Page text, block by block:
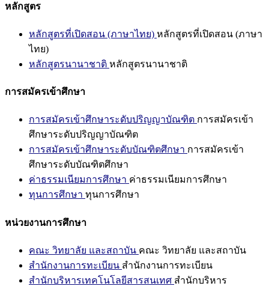
หลักสูตร
หลักสูตรที่เปิดสอน (ภาษาไทย) หลักสูตรที่เปิดสอน (ภาษา
ไทย)
หลักสูตรนานาชาติ หลักสูตรนานาชาติ
การสมัครเข้าศึกษา
การสมัครเข้าศึกษาระดับปริญญาบัณฑิต การสมัครเข้า
ศึกษาระดับปริญญาบัณฑิต
การสมัครเข้าศึกษาระดับบัณฑิตศึกษา การสมัครเข้า
ศึกษาระดับบัณฑิตศึกษา
ค่าธรรมเนียมการศึกษา ค่าธรรมเนียมการศึกษา
ทุนการศึกษา ทุนการศึกษา
หน่วยงานการศึกษา
คณะ วิทยาลัย และสถาบัน คณะ วิทยาลัย และสถาบัน
สำนักงานการทะเบียน สำนักงานการทะเบียน
สำนักบริหารเทคโนโลยีสารสนเทศ สำนักบริหาร